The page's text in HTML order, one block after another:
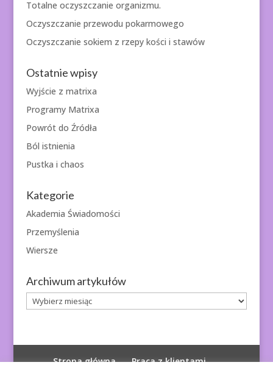
Totalne oczyszczanie organizmu.
Oczyszczanie przewodu pokarmowego
Oczyszczanie sokiem z rzepy kości i stawów
Ostatnie wpisy
Wyjście z matrixa
Programy Matrixa
Powrót do Źródła
Ból istnienia
Pustka i chaos
Kategorie
Akademia Świadomości
Przemyślenia
Wiersze
Archiwum artykułów
Archiwum
artykułów
Strona główna Praca z klientami